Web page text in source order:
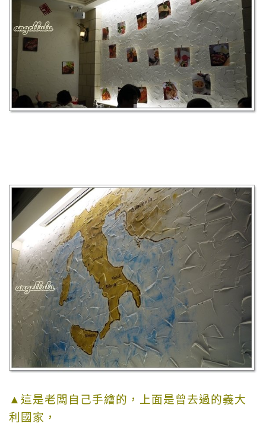
▲這是老闆自己手繪的，上面是曾去過的義大
利國家，